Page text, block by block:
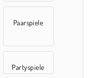
Paarspiele
Partyspiele